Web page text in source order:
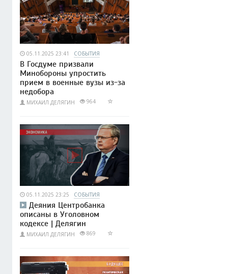
05.11.2025 23:41 СОБЫТИЯ
В Госдуме призвали
Минобороны упростить
прием в военные вузы из-за
недобора
МИХАИЛ ДЕЛЯГИН 964
05.11.2025 23:25 СОБЫТИЯ
Деяния Центробанка
описаны в Уголовном
кодексе | Делягин
МИХАИЛ ДЕЛЯГИН 869